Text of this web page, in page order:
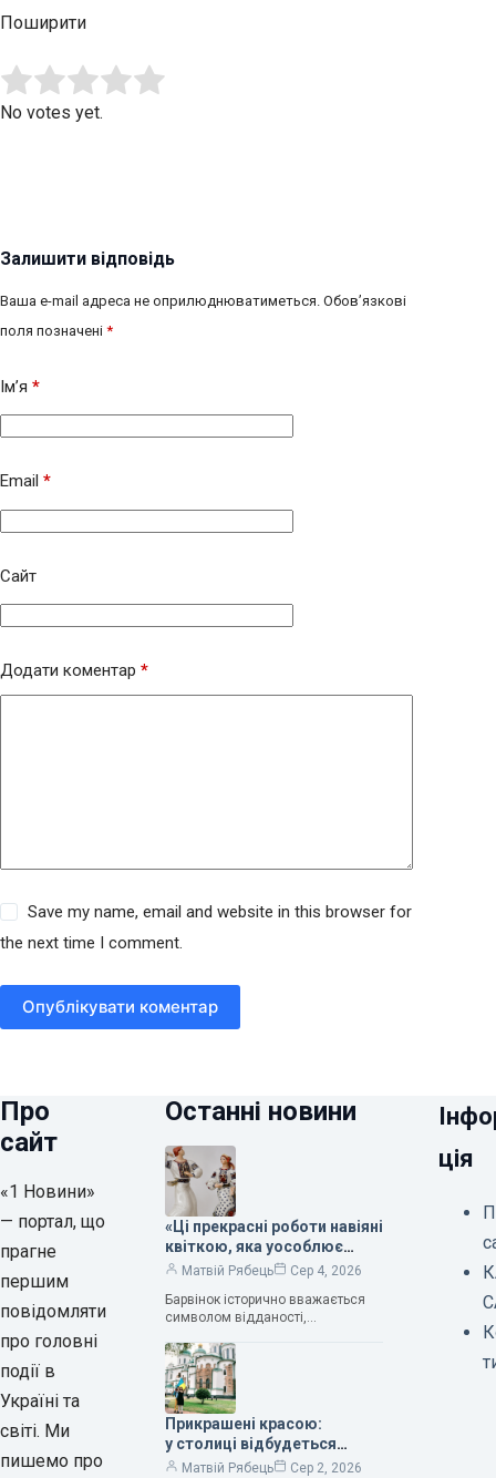
Поширити
Rate this item:
No votes yet.
Залишити відповідь
Ваша e-mail адреса не оприлюднюватиметься. Обов’язкові
поля позначені *
Ім’я *
Email *
Сайт
Додати коментар *
Save my name, email and website in this browser for
the next time I comment.
Опублікувати коментар
Про
сайт
«1 Новини»
— портал, що
прагне
першим
повідомляти
про головні
події в
Україні та
світі. Ми
пишемо про
Останні новини
«Ці прекрасні роботи навіяні
квіткою, яка уособлює
нескінченне кохання», —
Людмила Карпінська-
Романюк
Матвій Рябець
Сер 4, 2026
Барвінок історично вважається
символом відданості,
та тривалого подружнього союзу.
Саме тому ця рослина надихала і
продовжує надихати митців на
Прикрашені красою:
у столиці відбудеться
дев’ятий фестиваль
Матвій Рябець Сер 2, 2026
ція